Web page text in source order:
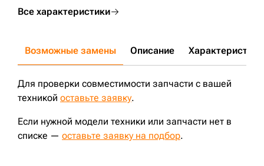
Все характеристики
Возможные замены Описание Характеристики
Для проверки совместимости запчасти с вашей
техникой оставьте заявку.
Если нужной модели техники или запчасти нет в
списке — оставьте заявку на подбор.